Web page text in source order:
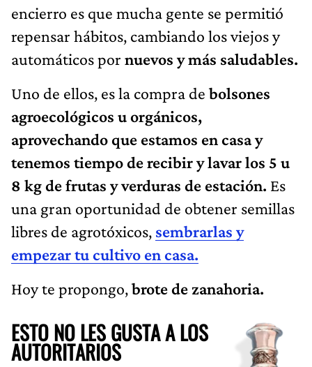
encierro es que mucha gente se permitió
repensar hábitos, cambiando los viejos y
automáticos por nuevos y más saludables.
Uno de ellos, es la compra de bolsones
agroecológicos u orgánicos,
aprovechando que estamos en casa y
tenemos tiempo de recibir y lavar los 5 u
8 kg de frutas y verduras de estación. Es
una gran oportunidad de obtener semillas
libres de agrotóxicos, sembrarlas y
empezar tu cultivo en casa.
Hoy te propongo,brote de zanahoria.
ESTO NO LES GUSTA A LOS
AUTORITARIOS